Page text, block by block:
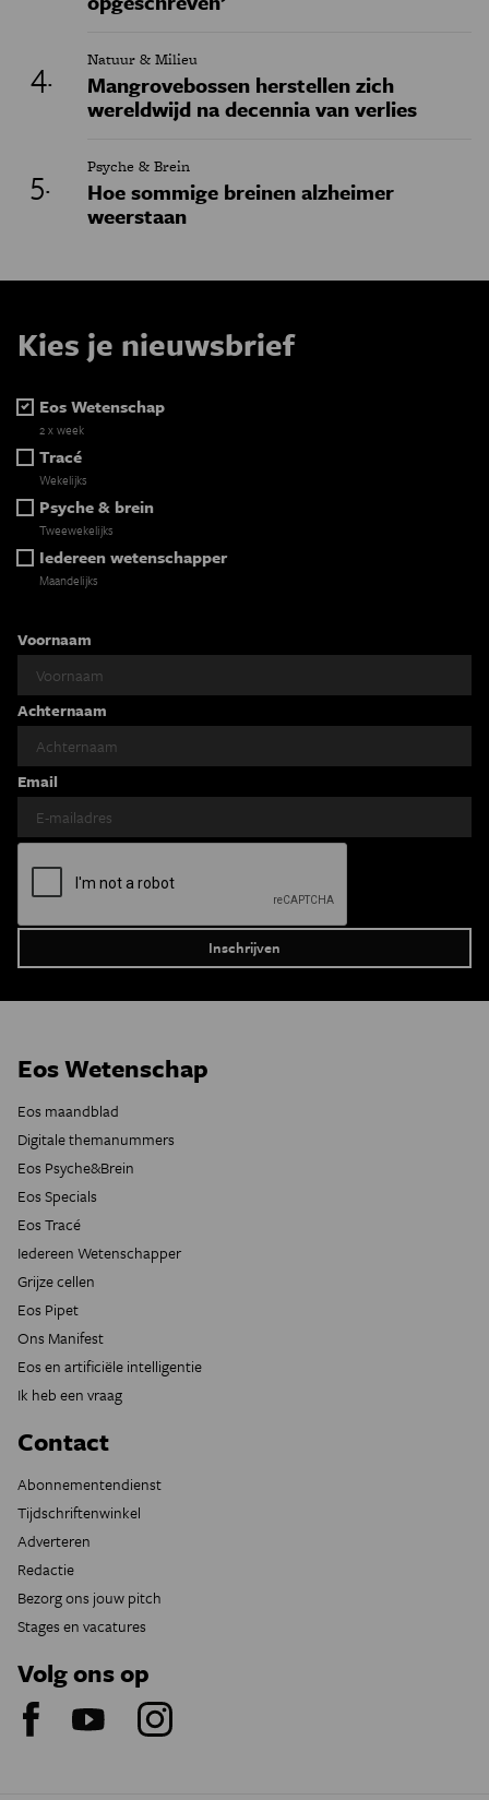
Natuur & Milieu
Mangrovebossen herstellen zich
wereldwijd na decennia van verlies
Psyche & Brein
Hoe sommige breinen alzheimer
weerstaan
Kies je nieuwsbrief
Eos Wetenschap
2 x week
Tracé
Wekelijks
Psyche & brein
Tweewekelijks
Iedereen wetenschapper
Maandelijks
Voornaam
Achternaam
Email
Eos Wetenschap
Eos maandblad
Digitale themanummers
Eos Psyche&Brein
Eos Specials
Eos Tracé
Iedereen Wetenschapper
Grijze cellen
Eos Pipet
Ons Manifest
Eos en artificiële intelligentie
Ik heb een vraag
Contact
Abonnementendienst
Tijdschriftenwinkel
Adverteren
Redactie
Bezorg ons jouw pitch
Stages en vacatures
Volg ons op